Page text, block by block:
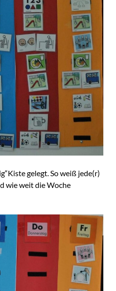
gelegt. So weiß jede(r)
wie weit die Woche